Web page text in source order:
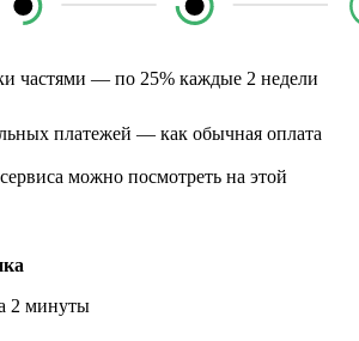
частями — по 25% каждые 2 недели
платежей — как обычная оплата
можно посмотреть на этой
2 минуты